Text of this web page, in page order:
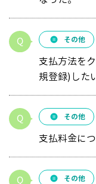
その他
支払方法を
規登録)した
その他
支払料金に
その他